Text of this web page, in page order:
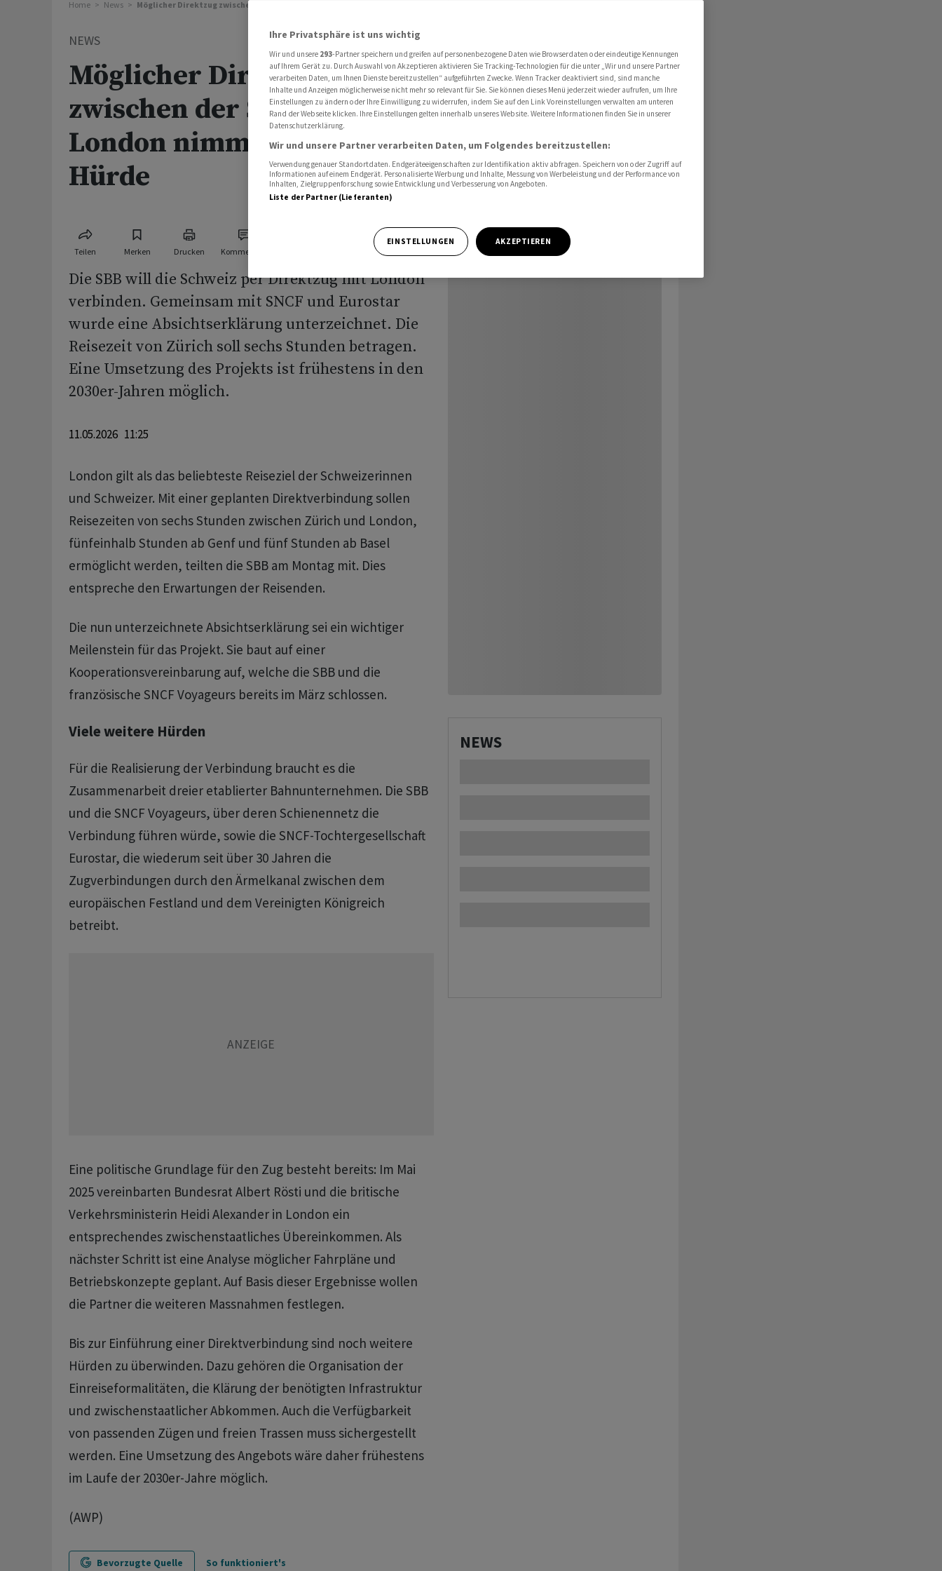
Home News Möglicher Direktzug zwischen der Schweiz und London nimmt nächste Hürde
NEWS
Möglicher Direktzug
zwischen der Schweiz und
London nimmt nächste
Hürde
Teilen Merken Drucken Kommentare
Die SBB will die Schweiz per Direktzug mit London
verbinden. Gemeinsam mit SNCF und Eurostar
wurde eine Absichtserklärung unterzeichnet. Die
Reisezeit von Zürich soll sechs Stunden betragen.
Eine Umsetzung des Projekts ist frühestens in den
2030er-Jahren möglich.
11.05.2026 11:25
London gilt als das beliebteste Reiseziel der Schweizerinnen
und Schweizer. Mit einer geplanten Direktverbindung sollen
Reisezeiten von sechs Stunden zwischen Zürich und London,
fünfeinhalb Stunden ab Genf und fünf Stunden ab Basel
ermöglicht werden, teilten die SBB am Montag mit. Dies
entspreche den Erwartungen der Reisenden.
Die nun unterzeichnete Absichtserklärung sei ein wichtiger
Meilenstein für das Projekt. Sie baut auf einer
Kooperationsvereinbarung auf, welche die SBB und die
französische SNCF Voyageurs bereits im März schlossen.
Viele weitere Hürden
Für die Realisierung der Verbindung braucht es die
Zusammenarbeit dreier etablierter Bahnunternehmen. Die SBB
und die SNCF Voyageurs, über deren Schienennetz die
Verbindung führen würde, sowie die SNCF-Tochtergesellschaft
Eurostar, die wiederum seit über 30 Jahren die
Zugverbindungen durch den Ärmelkanal zwischen dem
europäischen Festland und dem Vereinigten Königreich
betreibt.
Eine politische Grundlage für den Zug besteht bereits: Im Mai
2025 vereinbarten Bundesrat Albert Rösti und die britische
Verkehrsministerin Heidi Alexander in London ein
entsprechendes zwischenstaatliches Übereinkommen. Als
nächster Schritt ist eine Analyse möglicher Fahrpläne und
Betriebskonzepte geplant. Auf Basis dieser Ergebnisse wollen
die Partner die weiteren Massnahmen festlegen.
Bis zur Einführung einer Direktverbindung sind noch weitere
Hürden zu überwinden. Dazu gehören die Organisation der
Einreiseformalitäten, die Klärung der benötigten Infrastruktur
und zwischenstaatlicher Abkommen. Auch die Verfügbarkeit
von passenden Zügen und freien Trassen muss sichergestellt
werden. Eine Umsetzung des Angebots wäre daher frühestens
im Laufe der 2030er-Jahre möglich.
(AWP)
Bevorzugte Quelle So funktioniert's
NEWS
Ihre Privatsphäre ist uns wichtig
Wir und unsere 293-Partner speichern und greifen auf personenbezogene Daten wie Browserdaten oder eindeutige Kennungen
auf Ihrem Gerät zu. Durch Auswahl von Akzeptieren aktivieren Sie Tracking-Technologien für die unter „Wir und unsere Partner
verarbeiten Daten, um Ihnen Dienste bereitzustellen“ aufgeführten Zwecke. Wenn Tracker deaktiviert sind, sind manche
Inhalte und Anzeigen möglicherweise nicht mehr so relevant für Sie. Sie können dieses Menü jederzeit wieder aufrufen, um Ihre
Einstellungen zu ändern oder Ihre Einwilligung zu widerrufen, indem Sie auf den Link Voreinstellungen verwalten am unteren
Rand der Webseite klicken. Ihre Einstellungen gelten innerhalb unseres Website. Weitere Informationen finden Sie in unserer
Datenschutzerklärung.
Wir und unsere Partner verarbeiten Daten, um Folgendes bereitzustellen:
Verwendung genauer Standortdaten. Endgeräteeigenschaften zur Identifikation aktiv abfragen. Speichern von oder Zugriff auf
Informationen auf einem Endgerät. Personalisierte Werbung und Inhalte, Messung von Werbeleistung und der Performance von
Inhalten, Zielgruppenforschung sowie Entwicklung und Verbesserung von Angeboten.
Liste der Partner (Lieferanten)
EINSTELLUNGEN AKZEPTIEREN